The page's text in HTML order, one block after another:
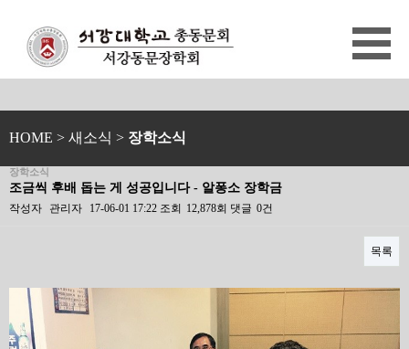
HOME > 새소식 > 장학소식
장학소식
조금씩 후배 돕는 게 성공입니다 - 알퐁소 장학금
작성자 관리자 17-06-01 17:22 조회 12,878회 댓글 0건
목록
본문